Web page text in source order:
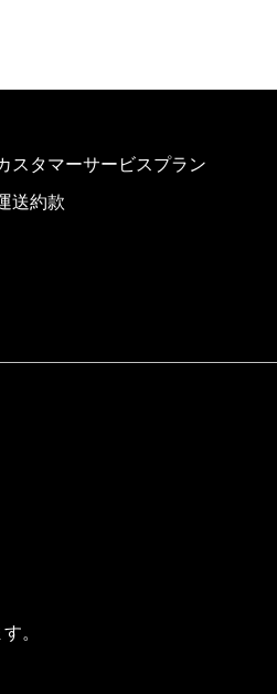
スタマーサービスプラン
送約款
。